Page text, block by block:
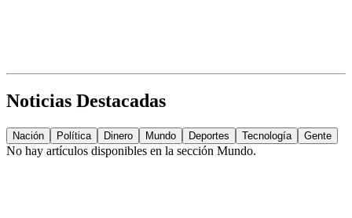
Noticias Destacadas
Nación Política Dinero Mundo Deportes Tecnología Gente
No hay artículos disponibles en la sección Mundo.